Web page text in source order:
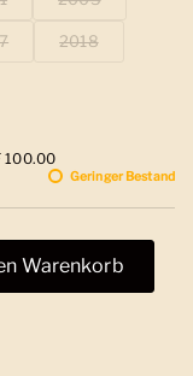
2018
100.00
Geringer Bestand
Warenkorb